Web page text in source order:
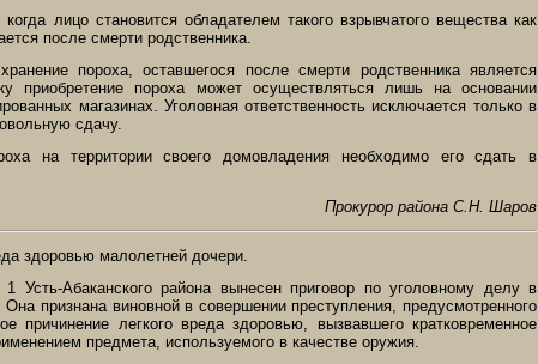
лицо становится обладателем такого взрывчатого вещества как
после смерти родственника.
пороха, оставшегося после смерти родственника является
приобретение пороха может осуществляться лишь на основании
магазинах. Уголовная ответственность исключается только в
сдачу.
на территории своего домовладения необходимо его сдать в
Прокурор района С.Н. Шаров
здоровью малолетней дочери.
Абаканского района вынесен приговор по уголовному делу в
признана виновной в совершении преступления, предусмотренного
легкого вреда здоровью, вызвавшего кратковременное
предмета, используемого в качестве оружия.